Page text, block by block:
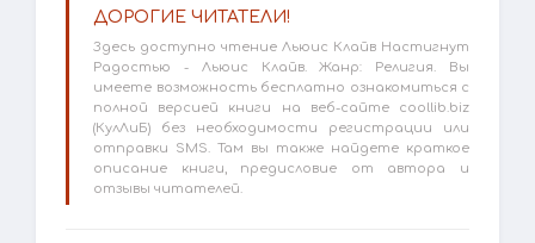
ДОРОГИЕ ЧИТАТЕЛИ!
Здесь доступно чтение Льюис Клайв Настигнут
Радостью - Льюис Клайв. Жанр: Религия. Вы
имеете возможность бесплатно ознакомиться с
полной версией книги на веб-сайте coollib.biz
(КулЛиБ) без необходимости регистрации или
отправки SMS. Там вы также найдете краткое
описание книги, предисловие от автора и
отзывы читателей.